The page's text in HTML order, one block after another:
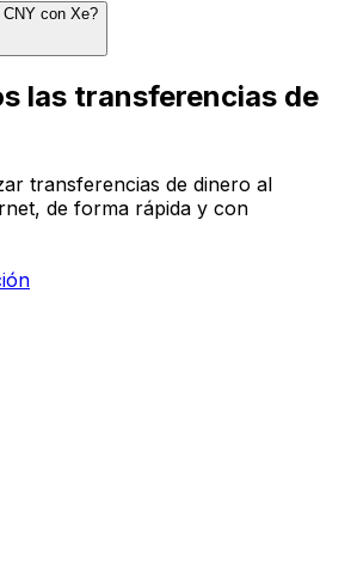
con Xe?
las transferencias de
transferencias de dinero al
de forma rápida y con